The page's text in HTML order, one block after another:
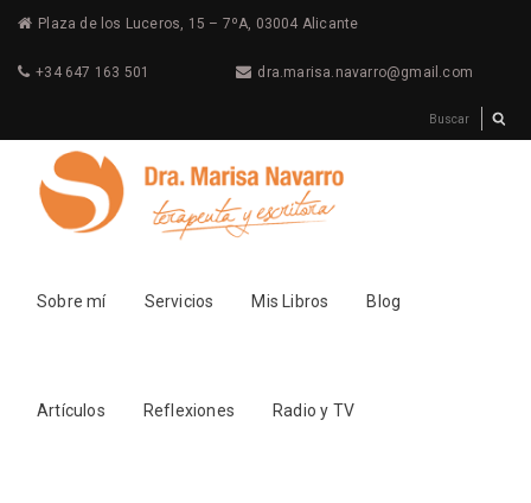
Plaza de los Luceros, 15 – 7ºA, 03004 Alicante
+34 647 163 501 dra.marisa.navarro@gmail.com
Sobre mí Servicios Mis Libros Blog
Artículos Reflexiones Radio y TV